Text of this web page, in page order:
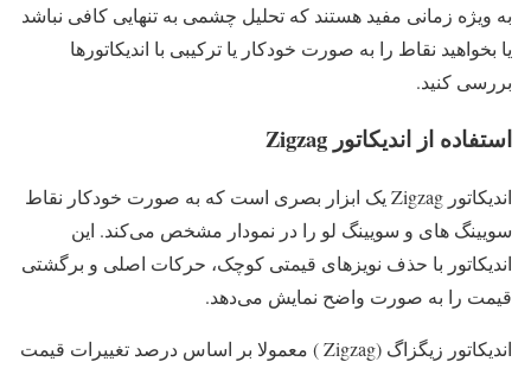
به ویژه زمانی مفید هستند که تحلیل چشمی به تنهایی کافی نباشد
یا بخواهید نقاط را به صورت خودکار یا ترکیبی با اندیکاتورها
بررسی کنید.
استفاده از اندیکاتور Zigzag
اندیکاتور Zigzag
یک ابزار بصری است که به صورت خودکار نقاط
سویینگ های و سویینگ لو را در نمودار مشخص می‌کند. این
اندیکاتور با حذف نویزهای قیمتی کوچک، حرکات اصلی و برگشتی
قیمت را به صورت واضح نمایش می‌دهد.
اندیکاتور زیگزاگ (Zigzag ) معمولا بر اساس درصد تغییرات قیمت